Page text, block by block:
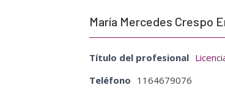
María Mercedes Crespo
Título del profesional
Teléfono 1164679076